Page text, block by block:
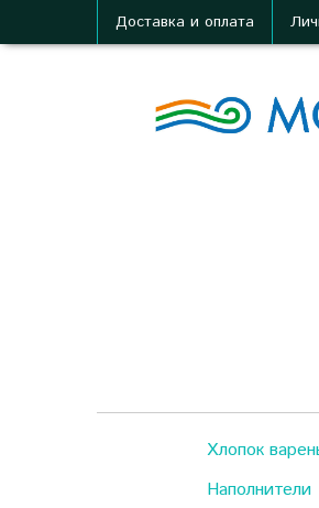
Доставка и оплата
Хлопок
Наполнители